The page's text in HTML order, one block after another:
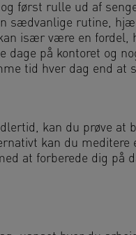
først rulle ud af
sædvanlige rutine,
især være en fordel,
dage på kontoret og
tid hver dag end at
kan du prøve at
kan du meditere
at forberede dig på